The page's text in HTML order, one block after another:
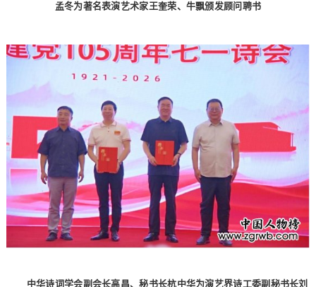
孟冬为著名表演艺术家王奎荣、牛飘颁发顾问聘书
中华诗词学会副会长高昌、秘书长杭中华为演艺界诗工委副秘书长刘